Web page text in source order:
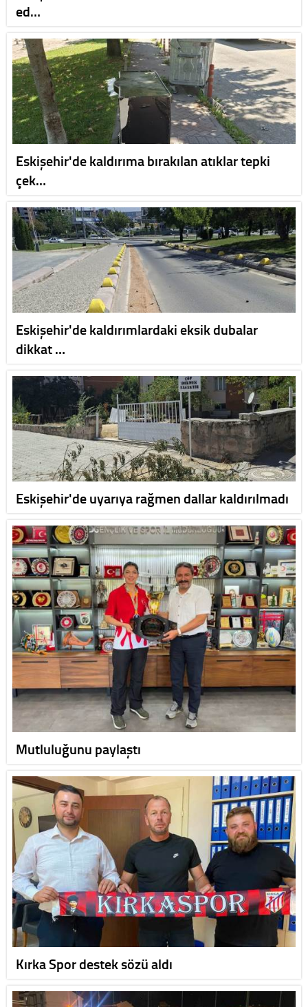
ed…
Eskişehir'de kaldırıma bırakılan atıklar tepki
çek…
Eskişehir'de kaldırımlardaki eksik dubalar
dikkat …
Eskişehir'de uyarıya rağmen dallar kaldırılmadı
Mutluluğunu paylaştı
Kırka Spor destek sözü aldı